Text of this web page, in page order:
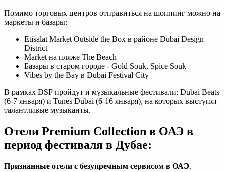
Помимо торговых центров отправиться на шоппинг можно на
маркеты и базары:
Etisalat Market Outside the Box в районе Dubai Design
District
Market на пляже The Beach
Базары в старом городе - Gold Souk, Spice Souk
Vibes by the Bay в Dubai Festival City
В рамках DSF пройдут и музыкальные фестивали: Dubai Beats
(6-7 января) и Tunes Dubai (6-16 января), на которых выступят
талантливые музыканты.
Отели Premium Collection в ОАЭ в
период фестиваля в Дубае:
Признанные отели с безупречным сервисом в ОАЭ.